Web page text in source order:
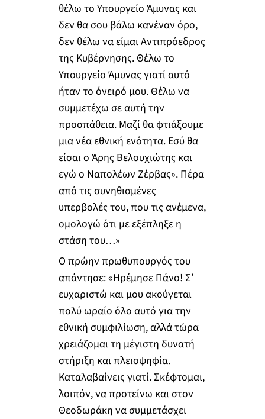
θέλω το Υπουργείο Άμυνας και
δεν θα σου βάλω κανέναν όρο,
δεν θέλω να είμαι Αντιπρόεδρος
της Κυβέρνησης. Θέλω το
Υπουργείο Άμυνας γιατί αυτό
ήταν το όνειρό μου. Θέλω να
συμμετέχω σε αυτή την
προσπάθεια. Μαζί θα φτιάξουμε
μια νέα εθνική ενότητα. Εσύ θα
είσαι ο Άρης Βελουχιώτης και
εγώ ο Ναπολέων Ζέρβας». Πέρα
από τις συνηθισμένες
υπερβολές του, που τις ανέμενα,
ομολογώ ότι με εξέπληξε η
στάση του…»
Ο πρώην πρωθυπουργός του
απάντησε: «Ηρέμησε Πάνο! Σ’
ευχαριστώ και μου ακούγεται
πολύ ωραίο όλο αυτό για την
εθνική συμφιλίωση, αλλά τώρα
χρειάζομαι τη μέγιστη δυνατή
στήριξη και πλειοψηφία.
Καταλαβαίνεις γιατί. Σκέφτομαι,
λοιπόν, να προτείνω και στον
Θεοδωράκη να συμμετάσχει